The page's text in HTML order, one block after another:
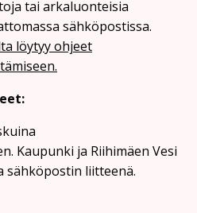
tai arkaluonteisia
sähköpostissa.
löytyy ohjeet
Kaupunki ja Riihimäen Vesi
sähköpostin liitteenä.